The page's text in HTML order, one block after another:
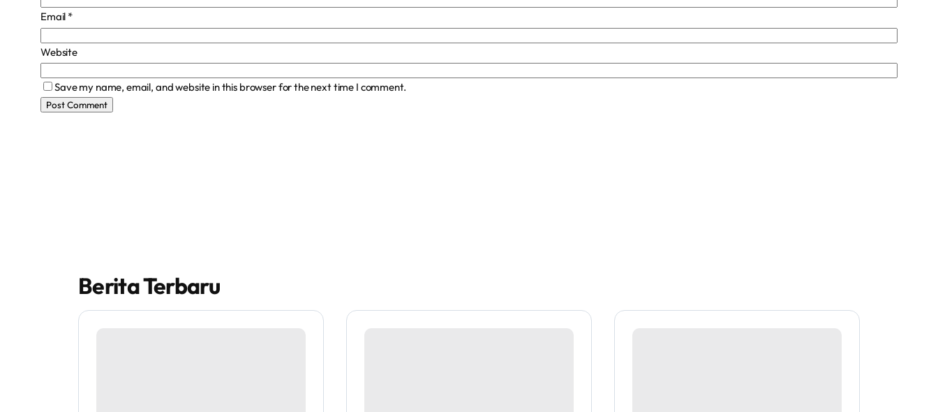
Email *
Website
Save my name, email, and website in this browser for the next time I comment.
Berita Terbaru